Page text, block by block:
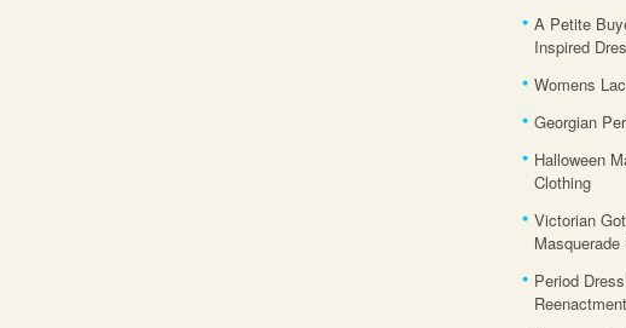
A Petite
Inspired
Womens
Georgian
Halloween
Clothing
Victorian
Period